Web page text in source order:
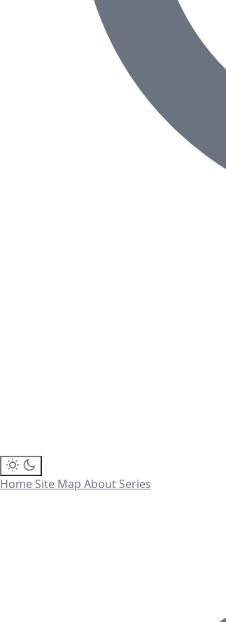
Home Site Map About Series